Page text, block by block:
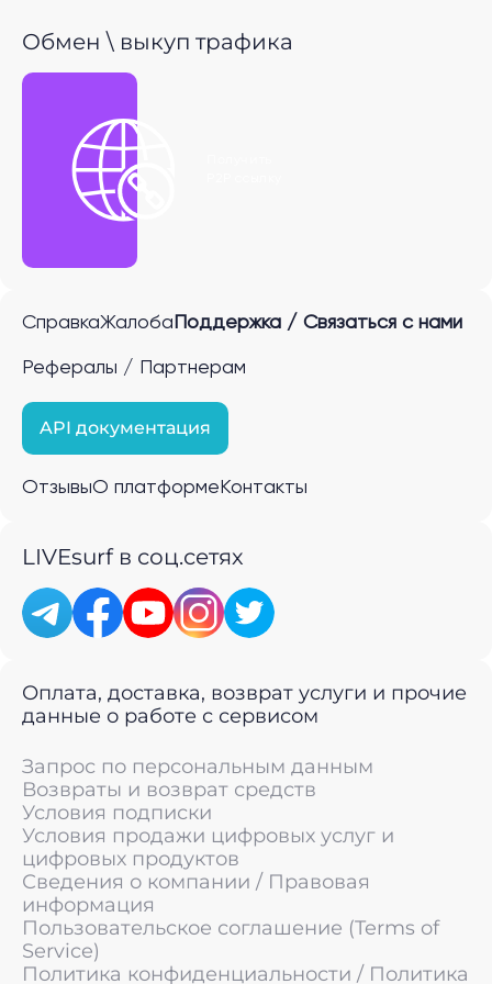
Обмен \ выкуп трафика
СправкаЖалоба Поддержка / Связаться с нами
Рефералы / Партнерам
API документация
ОтзывыО платформе Контакты
LIVEsurf в соц.сетях
Оплата, доставка, возврат услуги и прочие
данные о работе с сервисом
Запрос по персональным данным
Возвраты и возврат средств
Условия подписки
Условия продажи цифровых услуг и
цифровых продуктов
Сведения о компании / Правовая
информация
Пользовательское соглашение (Terms of
Service)
Политика конфиденциальности / Политика